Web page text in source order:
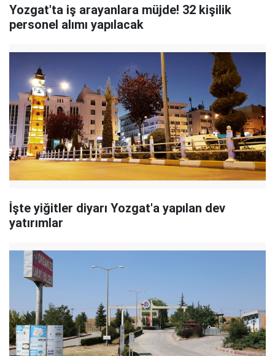
Yozgat'ta iş arayanlara müjde! 32 kişilik
personel alımı yapılacak
İşte yiğitler diyarı Yozgat'a yapılan dev
yatırımlar